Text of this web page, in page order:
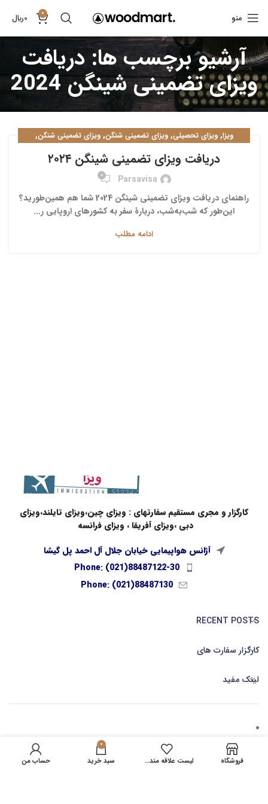
منو 0
0﷼
آرشیو برچسب ها: دریافت
ویزای تضمینی شینگن 2024
ویزا,ویزای تحصیلی,ویزای تضمینی شنگن,ویزای تضمینی شنگن,
دریافت ویزای تضمینی شینگن ۲۰۲۴
Parsavisa
0
راهنمای دریافت ویزای تضمینی شینگن 2024 شما هم همین‌طورید؟
این‌طور که شب‌به‌شب، دربارۀ سفر به کشورهای اروپایی ر...
ادامه مطلب
کارگزار و مجری مستقیم سفارتهای : ویزای چین،ویزای تایلند،ویزای
دبی ،ویزای آفریقا ، ویزای فرانسه
آژانس هواپیمایی خیابان جلال آل احمد پل گیشا
Phone: (021)88487122-30
Phone: (021)88487130
RECENT POSTS
کارگزار سفارت های
لینک مفید
کارگزاری صدور بلیط آنلاین
فروشگاه لیست علاقه مندی ها
0
سبد خرید حساب من